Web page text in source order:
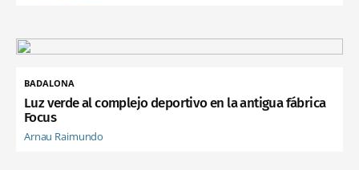
BADALONA
Luz verde al complejo deportivo en la antigua fábrica
Focus
Arnau Raimundo